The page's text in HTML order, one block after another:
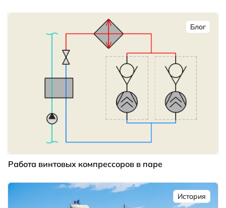
Блог
Работа винтовых компрессоров в паре
История